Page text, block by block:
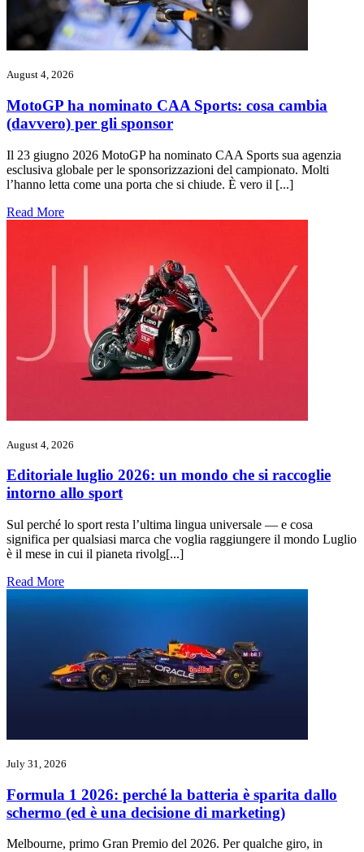
August 4, 2026
MotoGP ha nominato CAA Sports: cosa cambia
(davvero) per gli sponsor
Il 23 giugno 2026 MotoGP ha nominato CAA Sports sua agenzia
esclusiva globale per le sponsorizzazioni del campionato. Molti
l’hanno letta come una porta che si chiude. È vero il [...]
Read More
August 4, 2026
Editoriale luglio 2026: un mondo che si raccoglie
intorno allo sport
Sul perché lo sport resta l’ultima lingua universale — e cosa
significa per qualsiasi marca che voglia raggiungere il mondo Luglio
è il mese in cui il pianeta rivolg[...]
Read More
July 31, 2026
Formula 1 2026: perché la batteria è sparita dallo
schermo (ed è una decisione di marketing)
Melbourne, primo Gran Premio del 2026. Per qualche giro, in